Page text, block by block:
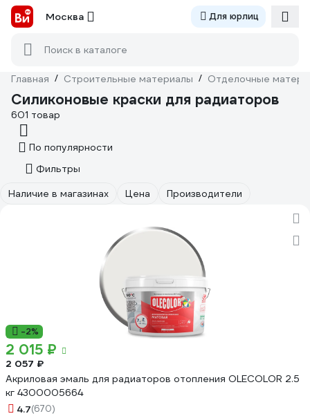
Москва Для юрлиц
Поиск в каталоге
Главная / Строительные материалы / Отделочные
Силиконовые краски для радиаторов
601 товар
По популярности
Фильтры
Наличие в магазинах
Цена Производители
-2%
2 015 ₽
2 057 ₽
Акриловая эмаль для радиаторов отопления OLECOLOR 2.5
кг 4300005664
4.7(670)